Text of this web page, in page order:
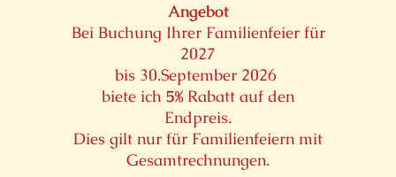
Angebot
Bei Buchung Ihrer Familienfeier für
2027
bis 30.September 2026
biete ich 5% Rabatt auf den
Endpreis.
Dies gilt nur für Familienfeiern mit
Gesamtrechnungen.